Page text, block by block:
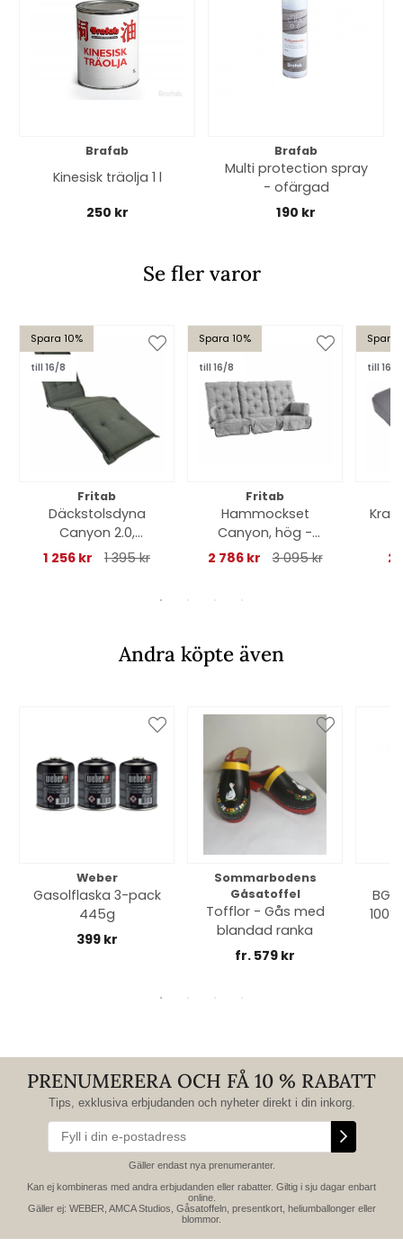
Brafab
Kinesisk träolja 1 l
250 kr
Brafab
Multi protection spray
- ofärgad
190 kr
Se fler varor
Spara 10%
till 16/8
Fritab
Däckstolsdyna
Canyon 2.0,
nackkudde -
1 256 kr 1 395 kr
Spara 10%
till 16/8
Fritab
Hammockset
Canyon, hög -
titangrå struktur
2 786 kr 3 095 kr
Spara
till 16/8
Andra köpte även
Weber
Gasolflaska 3-pack
445g
399 kr
Sommarbodens
Gåsatoffel
Tofflor - Gås med
blandad ranka
fr. 579 kr
PRENUMERERA OCH FÅ 10 % RABATT
Tips, exklusiva erbjudanden och nyheter direkt i din inkorg.
Gäller endast nya prenumeranter.
Kan ej kombineras med andra erbjudanden eller rabatter. Giltig i sju dagar enbart
online.
Gäller ej: WEBER, AMCA Studios, Gåsatoffeln, presentkort, heliumballonger eller
blommor.